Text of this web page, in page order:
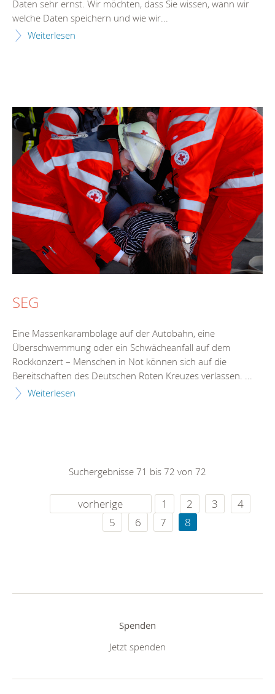
Daten sehr ernst. Wir möchten, dass Sie wissen, wann wir
welche Daten speichern und wie wir...
Weiterlesen
SEG
Eine Massenkarambolage auf der Autobahn, eine
Überschwemmung oder ein Schwächeanfall auf dem
Rockkonzert – Menschen in Not können sich auf die
Bereitschaften des Deutschen Roten Kreuzes verlassen. ...
Weiterlesen
Suchergebnisse 71 bis 72 von 72
vorherige 1 2 3
4
5
6 7 8
Spenden
Jetzt spenden